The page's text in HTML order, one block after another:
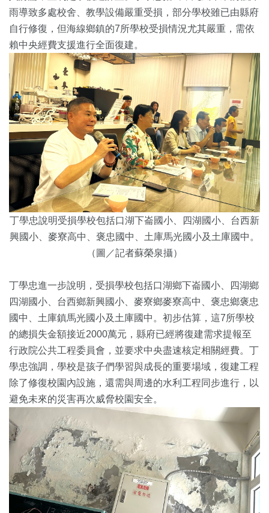
雨導致多處校舍、教學設備嚴重受損，部分學校雖已由縣府
自行修復，但海線鄉鎮的7所學校受損情況尤其嚴重，需依
賴中央經費支援進行全面復建。
丁學忠說明受損學校包括口湖下崙國小、四湖國小、台西新
興國小、麥寮高中、褒忠國中、土庫馬光國小及土庫國中。
（圖／記者蘇榮泉攝）
丁學忠進一步說明，受損學校包括口湖鄉下崙國小、四湖鄉
四湖國小、台西鄉新興國小、麥寮鄉麥寮高中、褒忠鄉褒忠
國中、土庫鎮馬光國小及土庫國中。初步估算，這7所學校
的總損失金額接近2000萬元，縣府已經將復建需求提報至
行政院公共工程委員會，並要求中央盡速核定相關經費。丁
學忠強調，學校是孩子們學習與成長的重要場域，復建工程
除了修復校園內設施，還需與周邊的水利工程同步進行，以
避免未來的災害再次威脅校園安全。